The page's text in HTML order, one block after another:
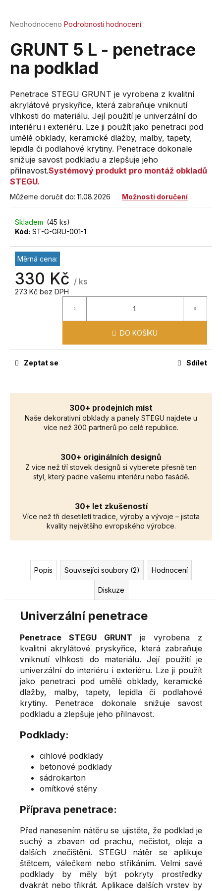
Průměrné
produktu
je
hvězdiček.
Neohodnoceno Podrobnosti hodnocení
GRUNT 5 L - penetrace
na podklad
Penetrace STEGU GRUNT je vyrobena z kvalitní
akrylátové pryskyřice, která zabraňuje vniknutí
vlhkosti do materiálu. Její použití je univerzální do
interiéru i exteriéru. Lze ji použít jako penetraci pod
umělé obklady, keramické dlažby, malby, tapety,
lepidla či podlahové krytiny. Penetrace dokonale
snižuje savost podkladu a zlepšuje jeho
přilnavost.Systémový produkt pro montáž obkladů
STEGU.
Můžeme doručit do: 11.08.2026 Možnosti doručení
Skladem (45 ks)
Kód: ST-G-GRU-001-1
Měrná cena:
330 Kč / ks
273 Kč bez DPH
DO KOŠÍKU
Zeptat se Sdílet
300+ prodejních míst
Naše dekorativní obklady a panely STEGU najdete u
více než 300 partnerů po celé republice.
300+ originálních designů
Z více než tří stovek designů si vyberete přesně ten
styl, který padne vašemu interiéru nebo fasádě.
30+ let zkušeností
Více než tři desetiletí tradice, výroby a vývoje – jistota
kvality největšího evropského výrobce.
Popis Související soubory (2) Hodnocení
Diskuze
Univerzální penetrace
Penetrace STEGU GRUNT je vyrobena z
kvalitní akrylátové pryskyřice, která zabraňuje
vniknutí vlhkosti do materiálu. Její použití je
univerzální do interiéru i exteriéru. Lze ji použít
jako penetraci pod umělé obklady, keramické
dlažby, malby, tapety, lepidla či podlahové
krytiny. Penetrace dokonale snižuje savost
podkladu a zlepšuje jeho přilnavost.
Podklady:
cihlové podklady
betonové podklady
sádrokarton
omítkové stěny
Příprava penetrace:
Před nanesením nátěru se ujistěte, že podklad je
suchý a zbaven od prachu, nečistot, oleje a
dalších znečištění. STEGU nátěr se aplikuje
štětcem, válečkem nebo stříkáním. Velmi savé
podklady by měly být pokryty prostředky
dvakrát nebo třikrát. Aplikace dalších vrstev by
j
t
?
HLEDAT
D
o
p
o
r
č
u
j
m
e